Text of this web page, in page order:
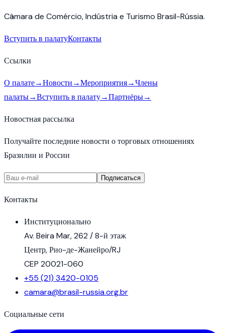
Câmara de Comércio, Indústria e Turismo Brasil-Rússia.
Вступить в палатуКонтакты
Ссылки
О палате→Новости→Мероприятия→Члены
палаты→Вступить в палату→Партнёры→
Новостная рассылка
Получайте последние новости о торговых отношениях
Бразилии и России
Подписаться
Контакты
Институционально
Av. Beira Mar, 262 / 8-й этаж
Центр, Рио-де-Жанейро/RJ
CEP 20021-060
+55 (21) 3420-0105
camara@brasil-russia.org.br
Социальные сети